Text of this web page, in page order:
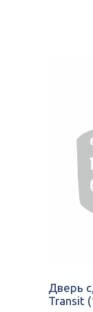
Дверь
Transit